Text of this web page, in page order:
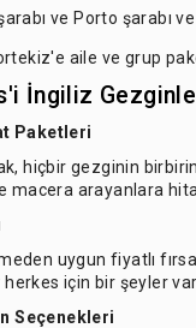
ve Porto şarabı
aile ve grup
İngiliz
Paketleri
hiçbir gezginin
macera arayanlara
uygun fiyatlı
için bir şeyler var.
Seçenekleri